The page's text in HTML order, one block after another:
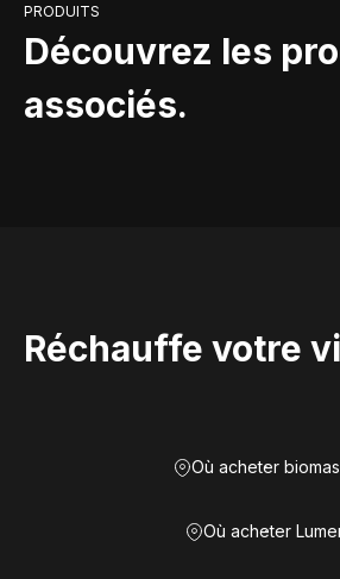
PRODUITS
Découvrez les
associés.
Réchauffe votre
Où acheter
Où acheter